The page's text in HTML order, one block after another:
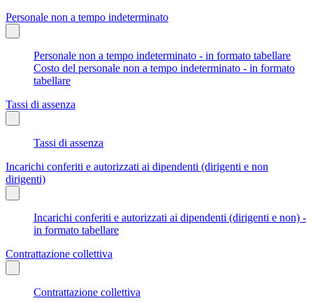
Personale non a tempo indeterminato
Personale non a tempo indeterminato - in formato tabellare
Costo del personale non a tempo indeterminato - in formato
tabellare
Tassi di assenza
Tassi di assenza
Incarichi conferiti e autorizzati ai dipendenti (dirigenti e non
dirigenti)
Incarichi conferiti e autorizzati ai dipendenti (dirigenti e non) -
in formato tabellare
Contrattazione collettiva
Contrattazione collettiva